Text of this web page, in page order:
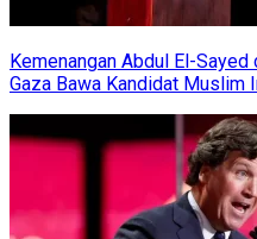
Kemenangan Abdul El-
Gaza Bawa Kandidat Muslim